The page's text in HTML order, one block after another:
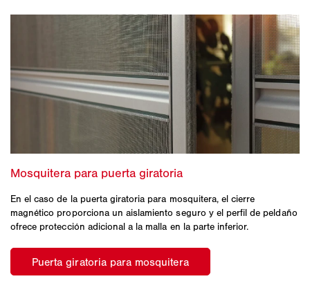
En el caso de la puerta giratoria para mosquitera, el cierre
magnético proporciona un aislamiento seguro y el perfil de peldaño
ofrece protección adicional a la malla en la parte inferior.